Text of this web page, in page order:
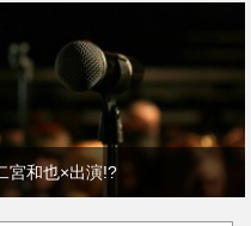
宮和也×出演!?